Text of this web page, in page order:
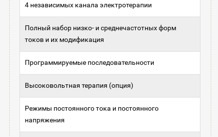
4 независимых канала электротерапии
Полный набор низко- и среднечастотных форм
токов и их модификация
Программируемые последовательности
Высоковольтная терапия (опция)
Режимы постоянного тока и постоянного
напряжения